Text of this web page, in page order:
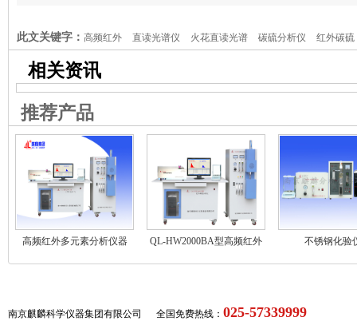
此文关键字： 高频红外 直读光谱仪 火花直读光谱 碳硫分析仪 红外碳硫
析仪 红外高频 铸造分析
相关资讯
推荐产品
高频红外多元素分析仪器
QL-HW2000BA型高频红外
不锈钢化验
南京麒麟科学仪器集团有限公司 全国免费热线： 025-57339999